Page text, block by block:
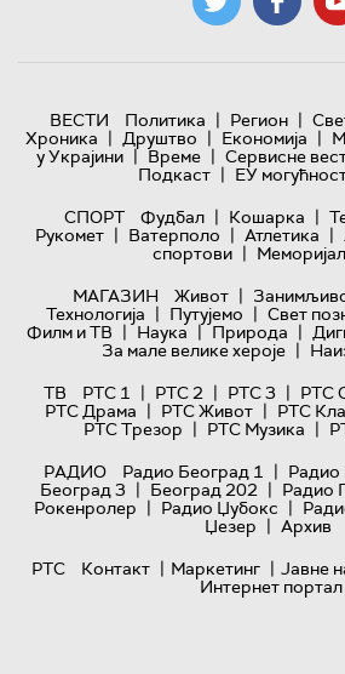
ВЕСТИ Политика | Регион |
Хроника | Друштво | Економија |
у Украјини | Време | Сервисне
Подкаст | ЕУ
СПОРТ
Фудбал | Кошарка |
Рукомет | Ватерполо | Атлетика |
спортови |
МАГАЗИН
Живот |
Технологијa | Путујемо | Свет
Филм и ТВ | Наука | Природа |
За мале велике хероје |
ТВ
РТС 1 | РТС 2 | РТС 3 | РТС
РТС Драма | РТС Живот | РТС
РТС Трезор | РТС Музика |
РАДИО
Радио Београд 1 | Радио
Београд 3 | Београд 202 | Радио
Рокенролер | Радио Џубокс |
Џезер | Архив
РТС
Контакт | Маркетинг | Јавне
Интернет портал